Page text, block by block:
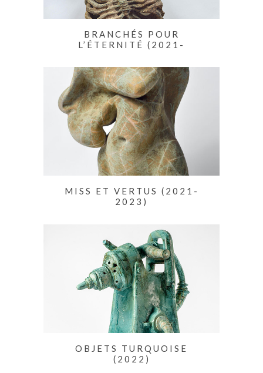
BRANCHÉS POUR
L’ÉTERNITÉ (2021-
MISS ET VERTUS (2021-
2023)
OBJETS TURQUOISE
(2022)